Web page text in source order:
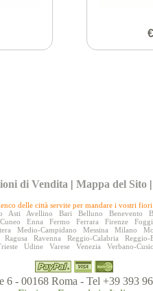
di Vendita |Mappa del Sito |
delle città servite per mandare i vostri fiori:
Asti Avellino Bari Belluno Benevento
Cuneo Enna Fermo Ferrara Firenze
Medio-Campidano Messina Milano
Ragusa Ravenna Reggio-Calabria Reggio-
Udine Varese Venezia Verbano-
6 - 00168 Roma - Tel +39 393